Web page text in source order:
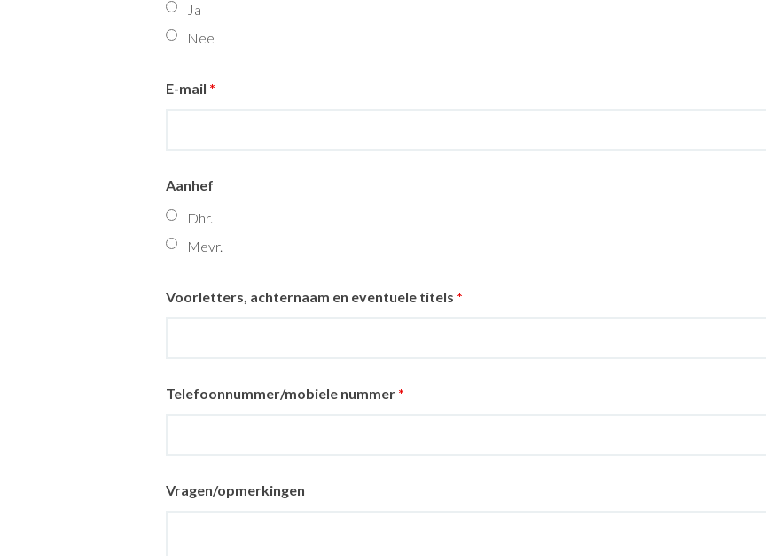
Ja
Nee
E-mail *
Aanhef
Dhr.
Mevr.
Voorletters, achternaam en eventuele titels *
Telefoonnummer/mobiele nummer *
Vragen/opmerkingen